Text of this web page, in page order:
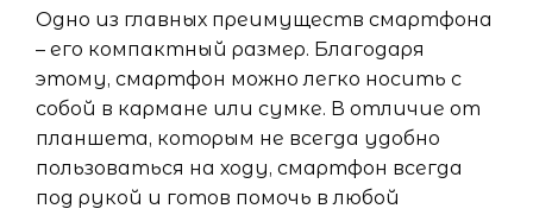
Одно из главных преимуществ смартфона
– его компактный размер. Благодаря
этому, смартфон можно легко носить с
собой в кармане или сумке. В отличие от
планшета, которым не всегда удобно
пользоваться на ходу, смартфон всегда
под рукой и готов помочь в любой